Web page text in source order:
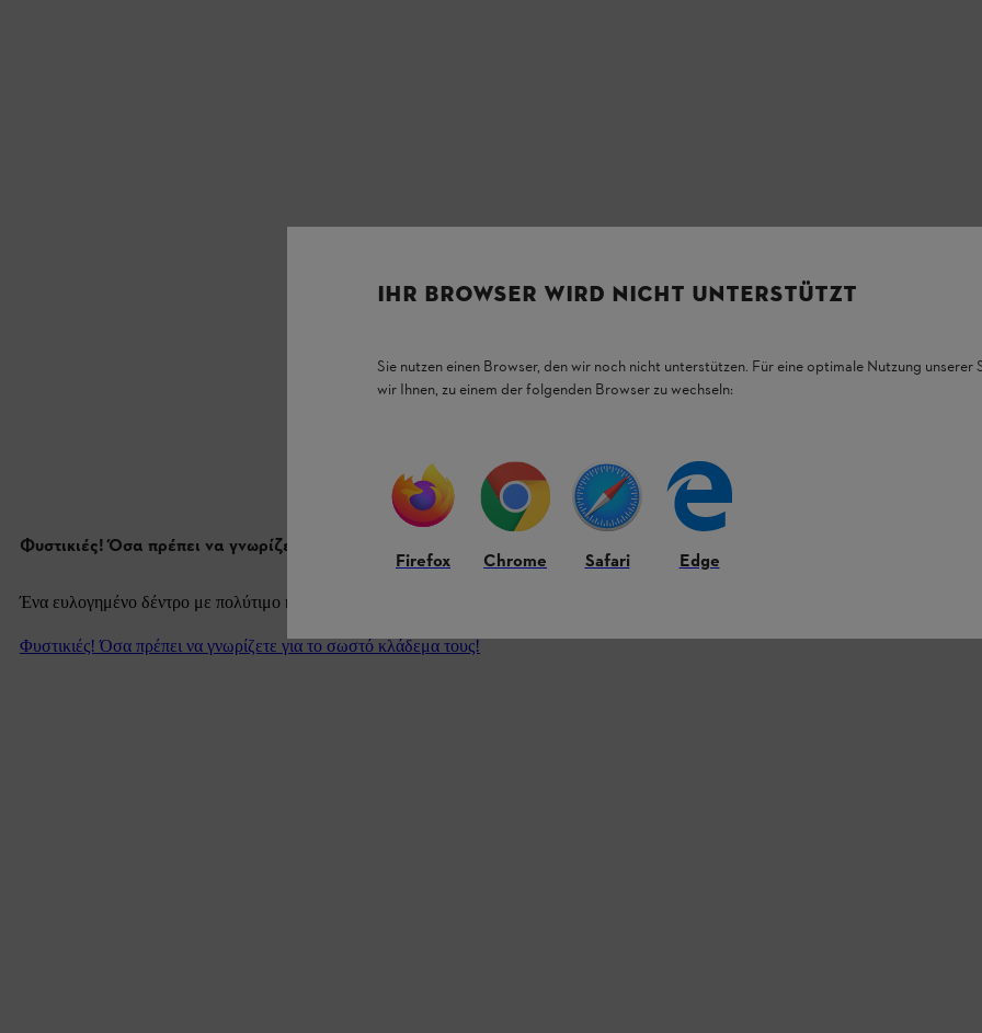
Φυστικιές! Όσα πρέπει να γνωρίζετε για το σωστό κλάδεμα τους!
Ένα ευλογημένο δέντρο με πολύτιμο καρπό!
Φυστικιές! Όσα πρέπει να γνωρίζετε για το σωστό κλάδεμα τους!
IHR BROWSER WIRD NICHT UNTERSTÜTZT
Sie nutzen einen Browser, den wir noch nicht unterstützen. Für eine optimale Nutzung unserer
wir Ihnen, zu einem der folgenden Browser zu wechseln:
Firefox Chrome Safari Edge